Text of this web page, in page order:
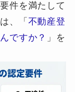
件を満たして
、「 不動産登
ですか？ 」を